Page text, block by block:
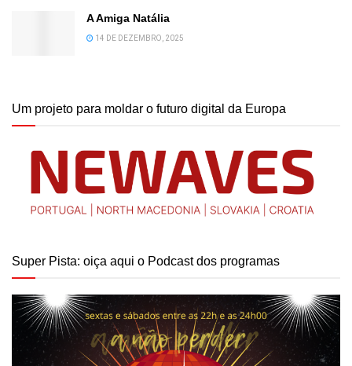
A Amiga Natália
14 DE DEZEMBRO, 2025
Um projeto para moldar o futuro digital da Europa
Super Pista: oiça aqui o Podcast dos programas